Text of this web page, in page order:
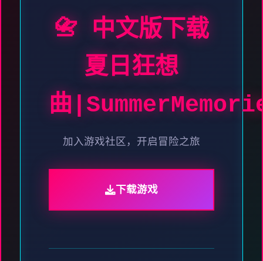
📇 中文版下载
夏日狂想
曲
加入游戏社区，开启冒险之旅
下载游戏